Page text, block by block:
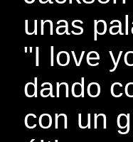
unas
"I love
dando
con un